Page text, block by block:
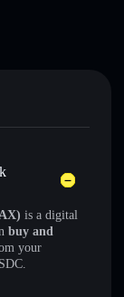
is a digital
buy and
your